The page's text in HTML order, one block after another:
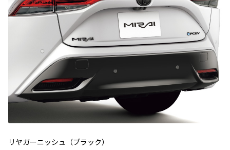
リヤガーニッシュ（ブラック）